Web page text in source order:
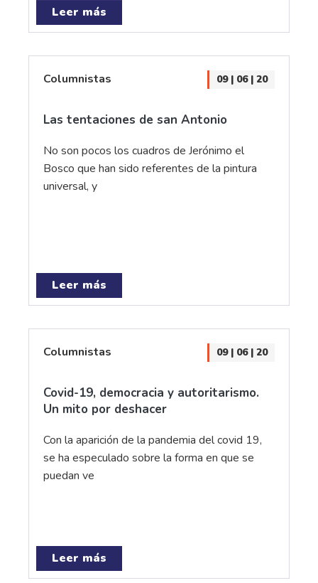
Leer más
Columnistas 09 | 06 | 20
Las tentaciones de san Antonio
No son pocos los cuadros de Jerónimo el
Bosco que han sido referentes de la pintura
universal, y
Leer más
Columnistas 09 | 06 | 20
Covid-19, democracia y autoritarismo.
Un mito por deshacer
Con la aparición de la pandemia del covid 19,
se ha especulado sobre la forma en que se
puedan ve
Leer más